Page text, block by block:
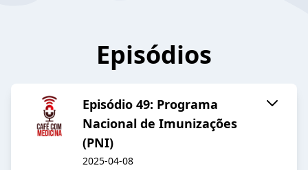
Episódios
Episódio 49: Programa
Nacional de Imunizações
(PNI)
2025-04-08